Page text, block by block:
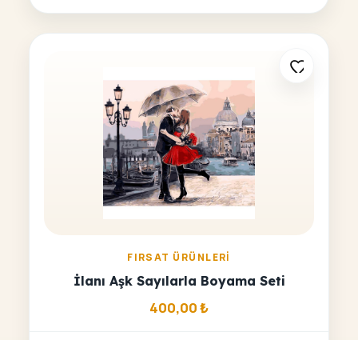
FIRSAT ÜRÜNLERI
İlanı Aşk Sayılarla Boyama Seti
400,00₺